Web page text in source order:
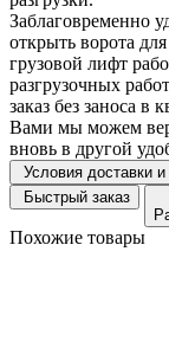
Заблаговременно
открыть ворота
грузовой лифт
разгрузочных
заказ без заноса
Вами мы можем
вновь в другой
Условия доставки
Быстрый заказ
Похожие товары